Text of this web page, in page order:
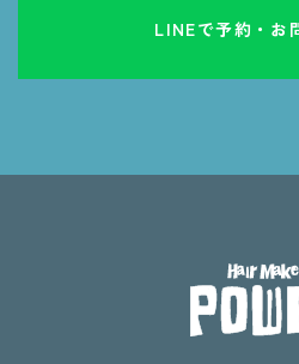
LINEで予約・お